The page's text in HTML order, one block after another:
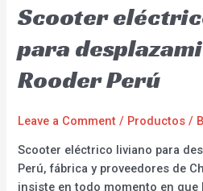
Scooter
para
Rooder Perú
Leave a Comment / Productos /
Scooter eléctrico liviano para
Perú, fábrica y proveedores de
insiste en todo momento en